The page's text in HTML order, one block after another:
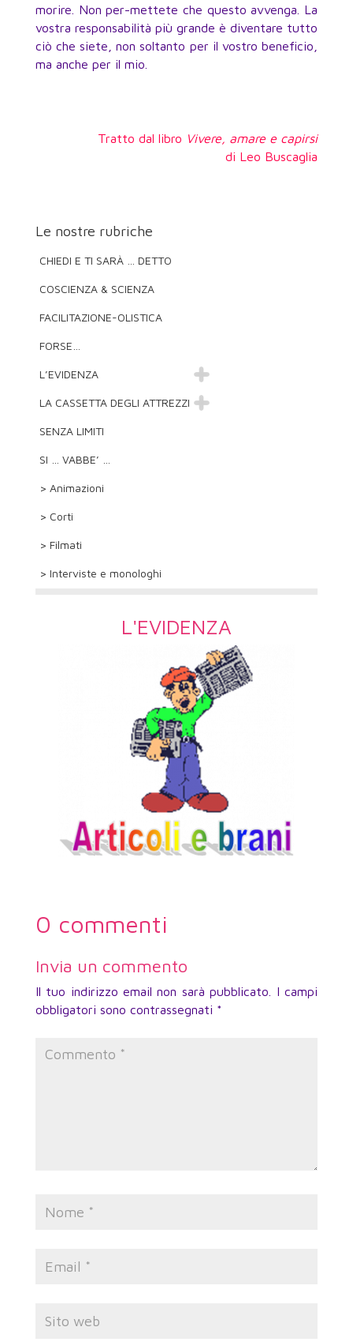
morire. Non per-mettete che questo avvenga. La
vostra responsabilità più grande è diventare tutto
ciò che siete, non soltanto per il vostro beneficio,
ma anche per il mio.
Tratto dal libro Vivere, amare e capirsi
di Leo Buscaglia
Le nostre rubriche
CHIEDI E TI SARÀ … DETTO
COSCIENZA & SCIENZA
FACILITAZIONE-OLISTICA
FORSE…
L’EVIDENZA
LA CASSETTA DEGLI ATTREZZI
SENZA LIMITI
SI … VABBE’ …
> Animazioni
> Corti
> Filmati
> Interviste e monologhi
L'EVIDENZA
0 commenti
Invia un commento
Il tuo indirizzo email non sarà pubblicato.
I campi
obbligatori sono contrassegnati *